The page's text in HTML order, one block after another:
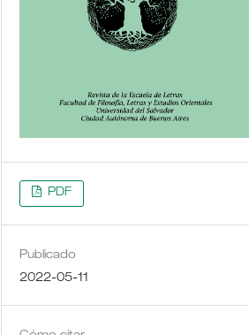
PDF
Publicado
2022-05-11